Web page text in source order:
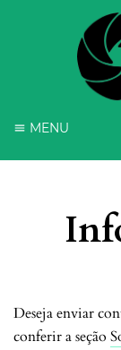
MENU
Deseja enviar
conferir a seção